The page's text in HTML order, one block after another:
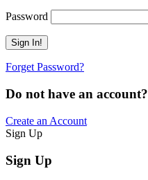
Password
Forget Password?
Do not have an account?
Create an Account
Sign Up
Sign Up